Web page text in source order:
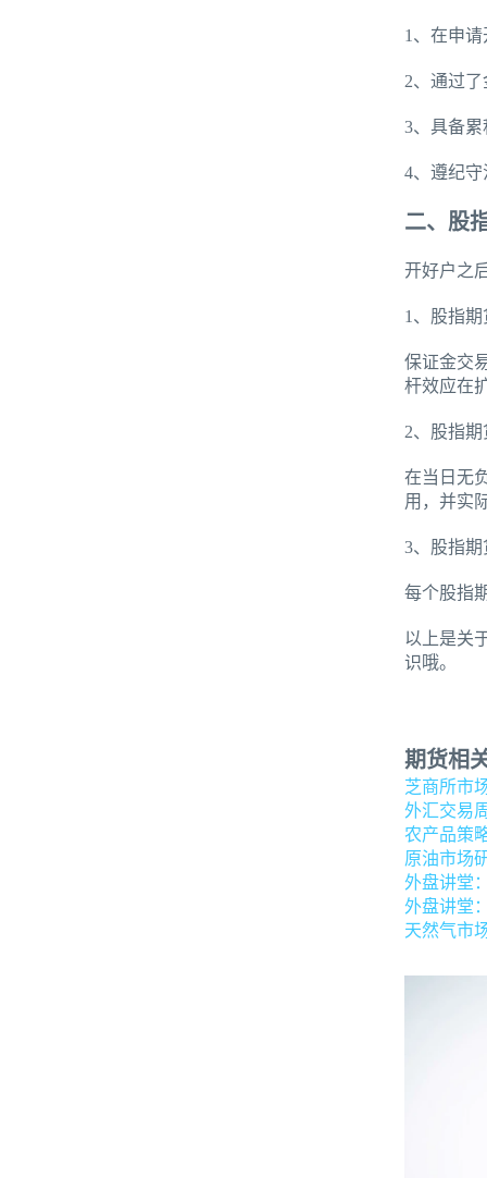
1、在申
2、通过
3、具备
4、遵纪
二、股
开好户之
1、股指
保证金交
杆效应在
2、股指
在当日无
用，并实
3、股指
每个股指
以上是关
识哦。
期货相
芝商所市
外汇交易
农产品策
原油市场
外盘讲堂
外盘讲堂
天然气市